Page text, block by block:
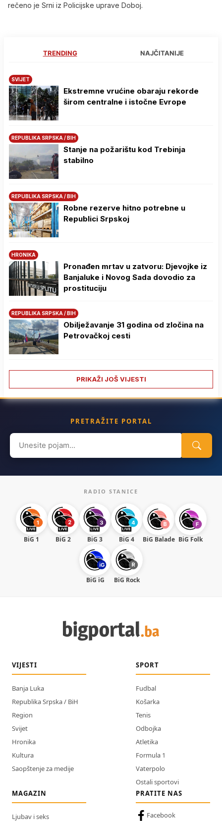
rečeno je Srni iz Policijske uprave Doboj.
TRENDING NAJČITANIJE
SVIJET
Ekstremne vrućine obaraju rekorde
širom centralne i istočne Evrope
REPUBLIKA SRPSKA / BIH
Stanje na požarištu kod Trebinja
stabilno
REPUBLIKA SRPSKA / BIH
Robne rezerve hitno potrebne u
Republici Srpskoj
HRONIKA
Pronađen mrtav u zatvoru: Djevojke iz
Banjaluke i Novog Sada dovodio za
prostituciju
REPUBLIKA SRPSKA / BIH
Obilježavanje 31 godina od zločina na
Petrovačkoj cesti
PRIKAŽI JOŠ VIJESTI
PRETRAŽITE PORTAL
Search
for:
RADIO STANICE
BiG 1 BiG 2 BiG 3 BiG 4 BiG Balade BiG Folk
BiG iG BiG Rock
VIJESTI
Banja Luka
Republika Srpska / BiH
Region
Svijet
Hronika
Kultura
Saopštenje za medije
SPORT
Fudbal
Košarka
Tenis
Odbojka
Atletika
Formula 1
Vaterpolo
Ostali sportovi
MAGAZIN
Ljubav i seks
PRATITE NAS
Facebook